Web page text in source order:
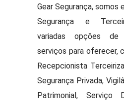
Gear Segurança, somos
Segurança e
variadas opções
serviços para oferecer,
Recepcionista
Segurança Privada,
Patrimonial, Serviço